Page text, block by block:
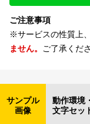
ご注意事項
※サービスの性質上、
ません。 ご了承くだ
サンプル
画像
動作環境・
文字セッ